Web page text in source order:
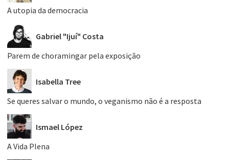
A utopia da democracia
Gabriel "Ijuí" Costa
Parem de choramingar pela exposição
Isabella Tree
Se queres salvar o mundo, o veganismo não é a resposta
Ismael López
A Vida Plena